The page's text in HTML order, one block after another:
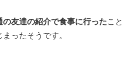
の友達の紹介で食事に行った こと
ったそうです。